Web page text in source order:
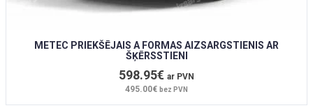
METEC PRIEKŠĒJAIS A FORMAS AIZSARGSTIENIS AR
ŠĶĒRSSTIENI
598.95€ ar PVN
495.00€ bez PVN